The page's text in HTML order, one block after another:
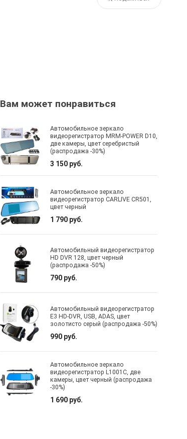
Вам может понравиться
Автомобильное зеркало
видеорегистратор MRM-POWER D10,
две камеры, цвет серебристый
(распродажа -30%)
3 150 руб.
Автомобильное зеркало
видеорегистратор CARLIVE CR501,
цвет черный
1 790 руб.
Автомобильный видеорегистратор
HD DVR 128, цвет черный
(распродажа -50%)
790 руб.
Автомобильный видеорегистратор
E3 HD-DVR, USB, ADAS, цвет
золотисто серый (распродажа -50%)
990 руб.
Автомобильное зеркало
видеорегистратор L1001C, две
камеры, цвет черный (распродажа
-30%)
1 690 руб.